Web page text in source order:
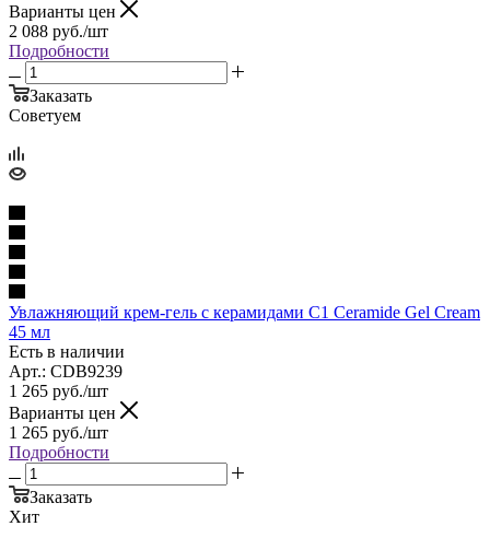
Варианты цен
2 088 руб./шт
Подробности
Заказать
Советуем
Увлажняющий крем-гель с керамидами C1 Ceramide Gel Cream
45 мл
Есть в наличии
Арт.: CDB9239
1 265 руб./шт
Варианты цен
1 265 руб./шт
Подробности
Заказать
Хит